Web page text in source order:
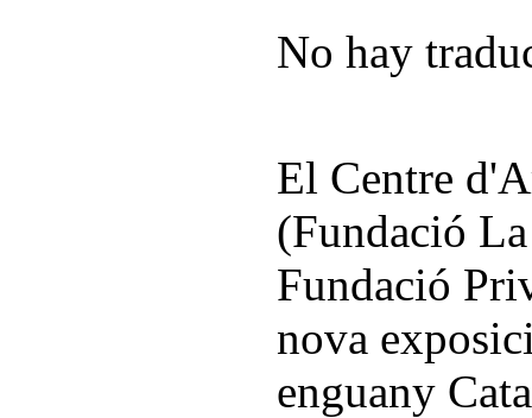
No hay
El Centre
(Fundació
Fundació
nova
enguany